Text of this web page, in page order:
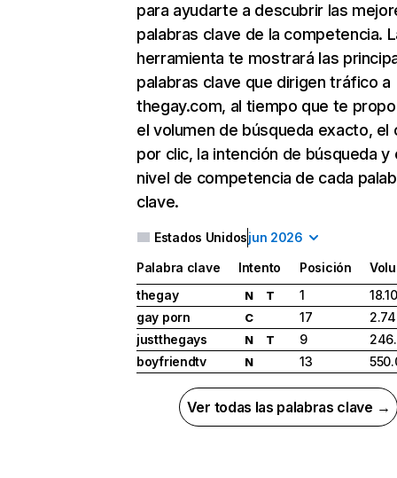
para ayudarte a descubrir las
palabras clave de la competencia.
herramienta te mostrará las
palabras clave que dirigen tráfico a
thegay.com, al tiempo que te
el volumen de búsqueda exacto, el
por clic, la intención de búsqueda y
nivel de competencia de cada
clave.
Estados Unidosjun 2026
Palabra clave Intento Posición
thegay
N T 1
gay porn
C 17
justthegays
N T 9
boyfriendtv
N 13
Ver todas las palabras clave →